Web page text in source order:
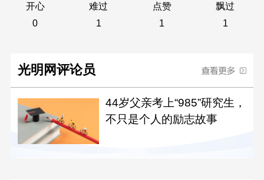
开心
0
难过
1
点赞
1
飘过
1
光明网评论员
44岁父亲考上“985”研究生，
不只是个人的励志故事